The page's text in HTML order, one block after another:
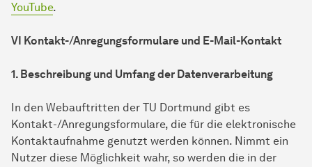
YouTube.
VI Kontakt-/Anregungsformulare und E-Mail-Kontakt
1. Beschreibung und Umfang der Datenverarbeitung
In den Webauftritten der TU Dortmund gibt es
Kontakt-/Anregungsformulare, die für die elektronische
Kontaktaufnahme genutzt werden können. Nimmt ein
Nutzer diese Möglichkeit wahr, so werden die in der